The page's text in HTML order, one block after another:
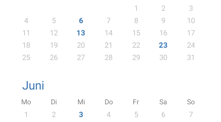
1 2
3
4
5 6 7 8 9
10
11
12 13 14 15 16
17
18
19 20 21 22 23
24
25
26 27 28 29 30 31
Juni
Mo Di Mi Do Fr Sa So
1 2 3 4 5 6
7